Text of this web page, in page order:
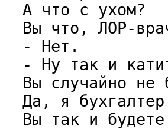
А что с ухом?
Вы что, ЛОР-
- Нет.
- Ну так и
Вы случайно не
Да, я
Вы так и